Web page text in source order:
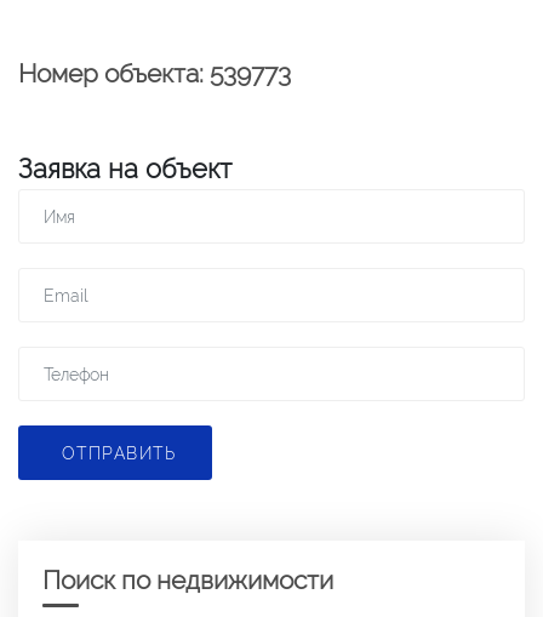
Номер объекта: 539773
Заявка на объект
ОТПРАВИТЬ
Поиск по недвижимости